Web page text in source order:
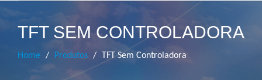
TFT SEM CONTROLADORA
Home Produtos TFT Sem Controladora